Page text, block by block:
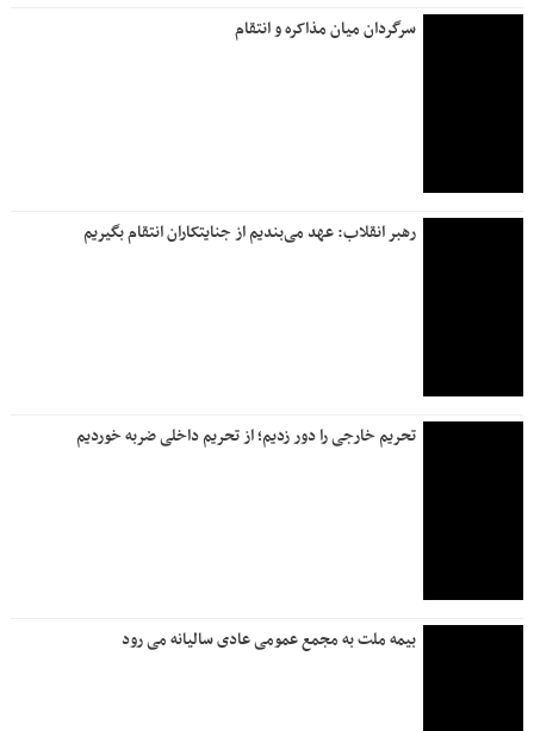
سرگردان میان مذاکره و انتقام
رهبر انقلاب: عهد می‌بندیم از جنایتکاران انتقام بگیریم
تحریم خارجی را دور زدیم؛ از تحریم داخلی ضربه خوردیم
بیمه ملت به مجمع عمومی عادی سالیانه می رود